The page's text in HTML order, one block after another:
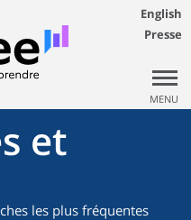
English
Presse
MENU
et
les plus fréquentes